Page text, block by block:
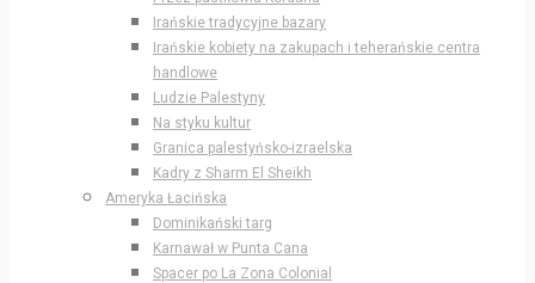
Irańskie tradycyjne bazary
Irańskie kobiety na zakupach i teherańskie centra
handlowe
Ludzie Palestyny
Na styku kultur
Granica palestyńsko-izraelska
Kadry z Sharm El Sheikh
Ameryka Łacińska
Dominikański targ
Karnawał w Punta Cana
Spacer po La Zona Colonial